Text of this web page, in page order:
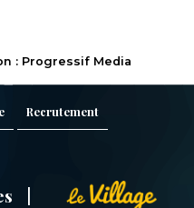
: Progressif Media
Recrutement